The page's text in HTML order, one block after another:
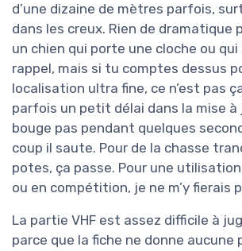
d’une dizaine de mètres parfois,
dans les creux. Rien de dramatique
un chien qui porte une cloche ou
rappel, mais si tu comptes dessus
localisation ultra fine, ce n’est pas
parfois un petit délai dans la mise à
bouge pas pendant quelques
coup il saute. Pour de la chasse
potes, ça passe. Pour une
ou en compétition, je ne m’y fierais
La partie VHF est assez difficile à
parce que la fiche ne donne aucune